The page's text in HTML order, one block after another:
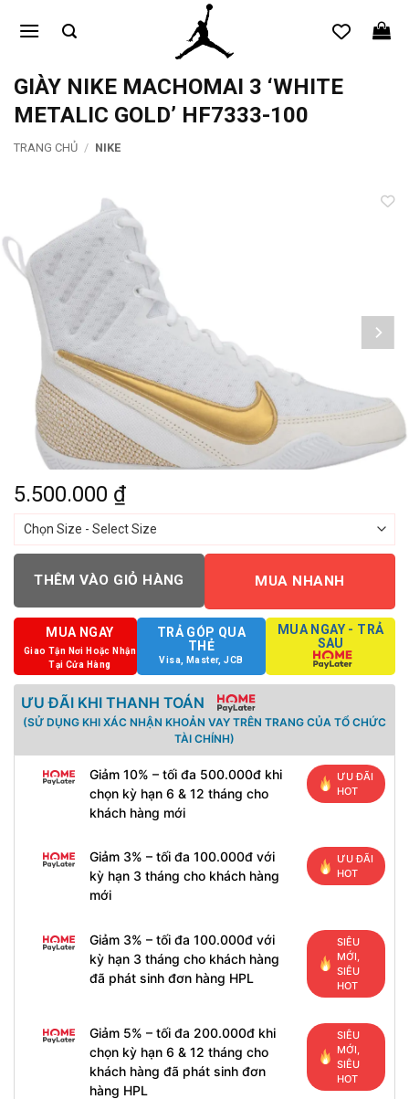
qua
dungGIÀY NIKE MACHOMAI 3 ‘WHITE
METALIC GOLD’ HF7333-100
TRANG CHỦ / NIKE
5.500.000 ₫
THÊM VÀO GIỎ HÀNG MUA NHANH
MUA NGAY
Giao Tận Nơi Hoặc Nhận
Tại Cửa Hàng
TRẢ GÓP QUA
THẺ
Visa, Master, JCB
MUA NGAY - TRẢ
SAU
ƯU ĐÃI KHI THANH TOÁN
(SỬ DỤNG KHI XÁC NHẬN KHOẢN VAY TRÊN TRANG CỦA TỔ CHỨC
TÀI CHÍNH)
Giảm 10% – tối đa 500.000đ khi
chọn kỳ hạn 6 & 12 tháng cho
khách hàng mới
ƯU ĐÃI
HOT
Giảm 3% – tối đa 100.000đ với
kỳ hạn 3 tháng cho khách hàng
mới
ƯU ĐÃI
HOT
Giảm 3% – tối đa 100.000đ với
kỳ hạn 3 tháng cho khách hàng
đã phát sinh đơn hàng HPL
SIÊU
MỚI,
SIÊU
HOT
Giảm 5% – tối đa 200.000đ khi
chọn kỳ hạn 6 & 12 tháng cho
khách hàng đã phát sinh đơn
hàng HPL
SIÊU
MỚI,
SIÊU
HOT